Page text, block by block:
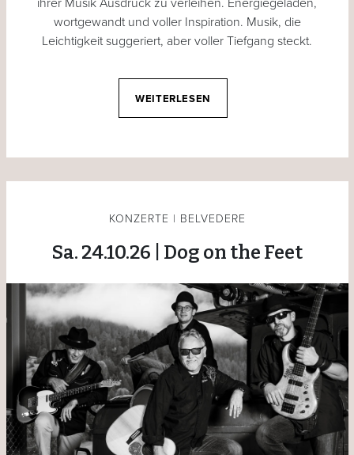
wortgewandt und voller Inspiration. Musik, die
Leichtigkeit suggeriert, aber voller Tiefgang steckt.
WEITERLESEN
KONZERTE | BELVEDERE
Sa. 24.10.26 | Dog on the Feet